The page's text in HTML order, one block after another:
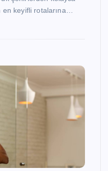
en keyifli rotalarına…